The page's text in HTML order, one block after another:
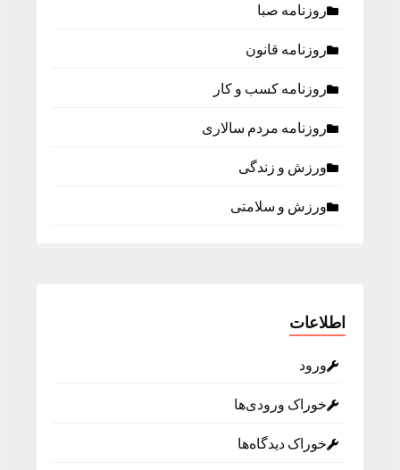
روزنامه صبا
روزنامه قانون
روزنامه كسب و كار
روزنامه مردم سالاری
ورزش و زندگی
ورزش و سلامتی
اطلاعات
ورود
خوراک ورودی‌ها
خوراک دیدگاه‌ها